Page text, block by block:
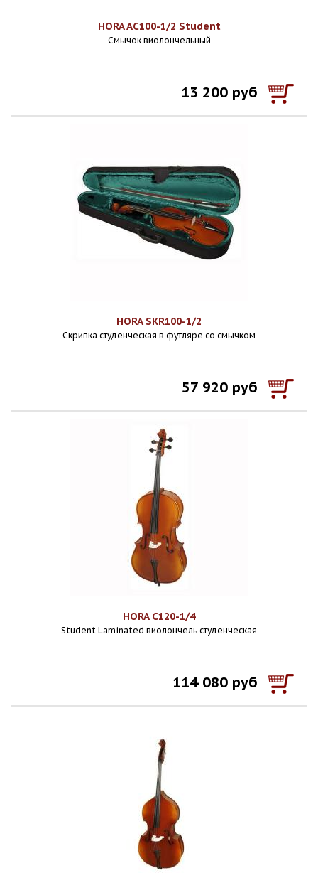
HORA AC100-1/2 Student
Смычок виолончельный
13 200 руб
HORA SKR100-1/2
Скрипка студенческая в футляре со смычком
57 920 руб
HORA C120-1/4
Student Laminated виолончель студенческая
114 080 руб